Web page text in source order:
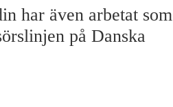
har även arbetat som
på Danska